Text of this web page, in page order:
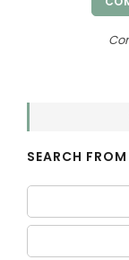
SEARCH FROM